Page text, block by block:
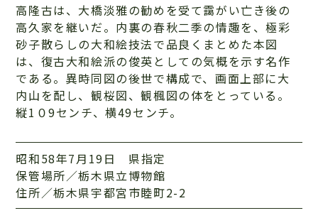
高隆古は、大橋淡雅の勧めを受て靄がい亡き後の
高久家を継いだ。内裏の春秋二季の情趣を、極彩
砂子散らしの大和絵技法で品良くまとめた本図
は、復古大和絵派の俊英としての気概を示す名作
である。異時同図の後世で構成で、画面上部に大
内山を配し、観桜図、観楓図の体をとっている。
縦1０9センチ、横49センチ。
昭和58年7月19日 県指定
保管場所／栃木県立博物館
住所／栃木県宇都宮市睦町2-2